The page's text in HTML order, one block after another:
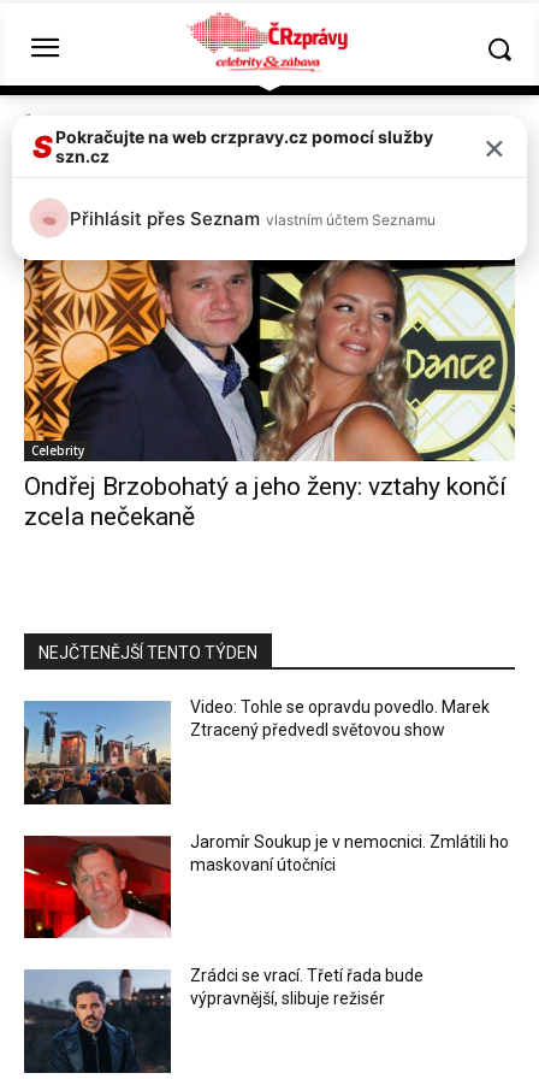
Štítky
Tag:Daniela Písařovicová
Celebrity
Ondřej Brzobohatý a jeho ženy: vztahy končí
zcela nečekaně
NEJČTENĚJŠÍ TENTO TÝDEN
Video: Tohle se opravdu povedlo. Marek
Ztracený předvedl světovou show
Jaromír Soukup je v nemocnici. Zmlátili ho
maskovaní útočníci
Zrádci se vrací. Třetí řada bude
výpravnější, slibuje režisér
SPokračujte na web crzpravy.cz pomocí služby
szn.cz
×
Přihlásit přes Seznam vlastním účtem Seznamu